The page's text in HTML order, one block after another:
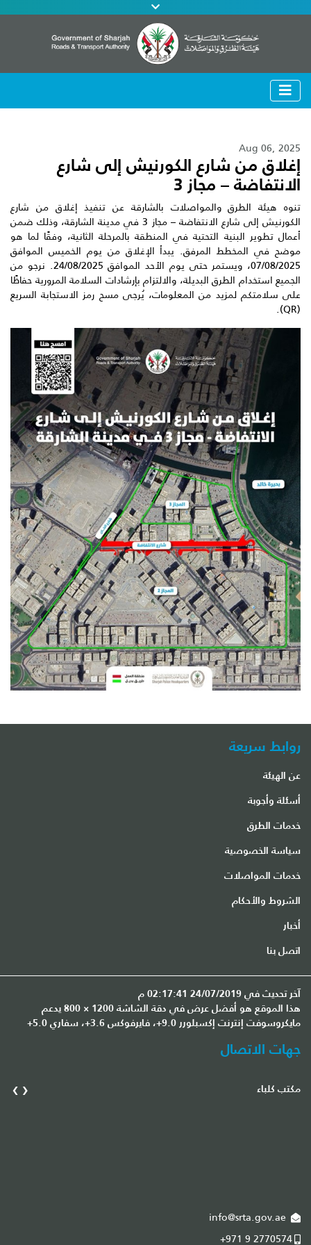
Aug 06, 2025
إغلاق من شارع الكورنيش إلى شارع
الانتفاضة – مجاز 3
تنوه هيئة الطرق والمواصلات بالشارقة عن تنفيذ إغلاق من شارع
الكورنيش إلى شارع الانتفاضة – مجاز 3 في مدينة الشارقة، وذلك ضمن
أعمال تطوير البنية التحتية في المنطقة بالمرحلة الثانية، وفقًا لما هو
موضح في المخطط المرفق. يبدأ الإغلاق من يوم الخميس الموافق
07/08/2025، ويستمر حتى يوم الأحد الموافق 24/08/2025. نرجو من
الجميع استخدام الطرق البديلة، والالتزام بإرشادات السلامة المرورية حفاظًا
على سلامتكم لمزيد من المعلومات، يُرجى مسح رمز الاستجابة السريع
(QR).
روابط سريعة
عن الهيئة
أسئلة وأجوبة
خدمات الطرق
سياسة الخصوصية
خدمات المواصلات
الشروط والأحكام
أخبار
اتصل بنا
آخر تحديث في 24/07/2019 02:17:41 م
هذا الموقع هو أفضل عرض في دقة الشاشة 1200 × 800 يدعم
مايكروسوفت إنترنت إكسبلورر 9.0+، فايرفوكس 3.6+، سفاري 5.0+
جهات الاتصال
مكتب كلباء
info@srta.gov.ae
+971 9 2770574
‹
›